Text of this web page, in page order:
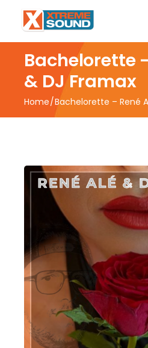
Bachelorette
& DJ Framax
Home Bachelorette – René